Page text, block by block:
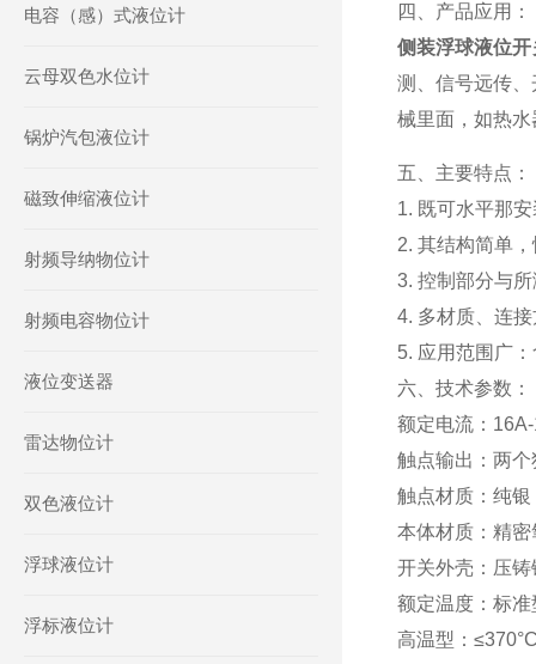
电容（感）式液位计
云母双色水位计
锅炉汽包液位计
磁致伸缩液位计
射频导纳物位计
射频电容物位计
液位变送器
雷达物位计
双色液位计
浮球液位计
浮标液位计
四、产品应用：
侧装浮球液位开
测、信号远传
械里面，如热
五、主要特点：
1. 既可水平那
2. 其结构简单
3. 控制部分与
4. 多材质、连
5. 应用范围广
六、技术参数：
额定电流：
触点输出：两
触点材质：纯
本体材质：精
开关外壳：压
额定温度：标
高温型：